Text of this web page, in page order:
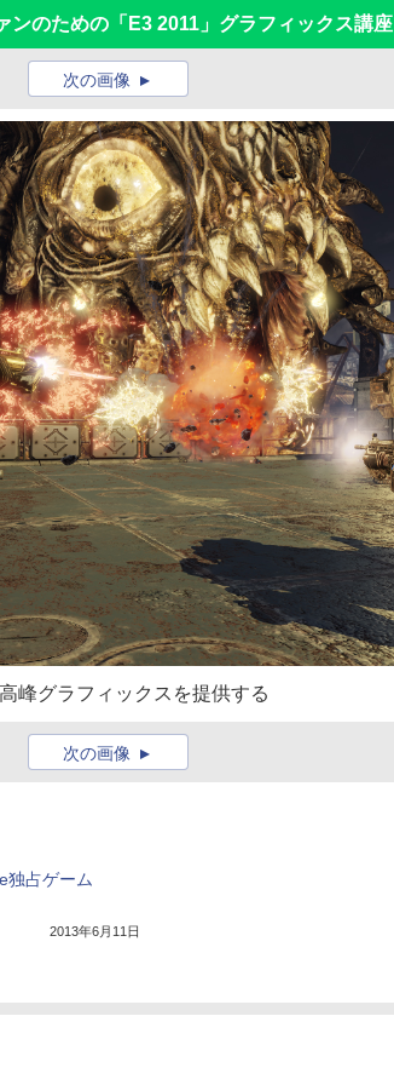
ンのための「E3 2011」グラフィックス講座
次の画像
峰グラフィックスを提供する
次の画像
独占ゲーム
2013年6月11日